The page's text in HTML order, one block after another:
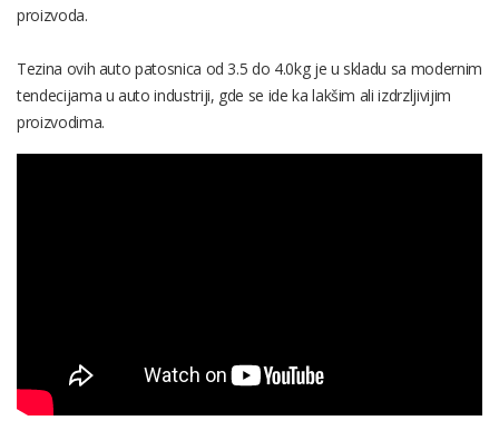
proizvoda.
Tezina ovih auto patosnica od 3.5 do 4.0kg je u skladu sa modernim
tendecijama u auto industriji, gde se ide ka lakšim ali izdrzljivijim
proizvodima.